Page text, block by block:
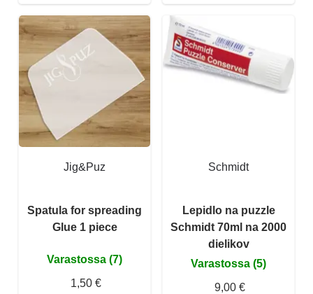
Jig&Puz
Spatula for spreading
Glue 1 piece
Varastossa (7)
1,50 €
Schmidt
Lepidlo na puzzle
Schmidt 70ml na 2000
dielikov
Varastossa (5)
9,00 €